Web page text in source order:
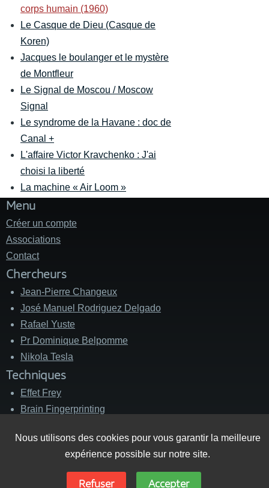
Nous utilisons des cookies pour vous garantir la meilleure
expérience possible sur notre site.
Refuser Accepter
corps humain (1960)
Le Casque de Dieu (Casque de
Koren)
Jacques le boulanger et le mystère
de Montfleur
Le Signal de Moscou / Moscow
Signal
Le syndrome de la Havane : doc de
Canal +
L'affaire Victor Kravchenko : J'ai
choisi la liberté
La machine « Air Loom »
Menu
Créer un compte
Associations
Contact
Chercheurs
Jean-Pierre Changeux
José Manuel Rodriguez Delgado
Rafael Yuste
Pr Dominique Belpomme
Nikola Tesla
Techniques
Effet Frey
Brain Fingerprinting
V2K
Messages Subliminaux